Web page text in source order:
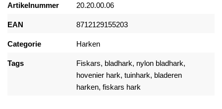
Artikelnummer 20.20.00.06
EAN 8712129155203
Categorie Harken
Tags
Fiskars, bladhark, nylon bladhark,
hovenier hark, tuinhark, bladeren
harken, fiskars hark